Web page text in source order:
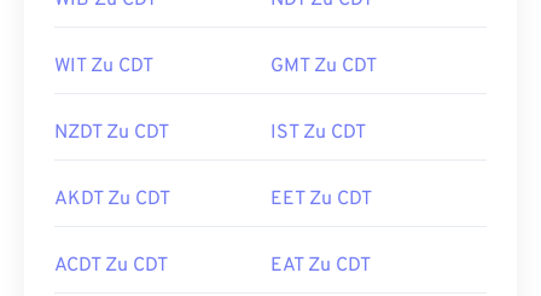
WIT Zu CDT GMT Zu CDT
NZDT Zu CDT IST Zu CDT
AKDT Zu CDT EET Zu CDT
ACDT Zu CDT EAT Zu CDT